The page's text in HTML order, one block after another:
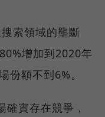
索領域的壟斷
增加到2020年
份額不到6%。
實存在競爭，